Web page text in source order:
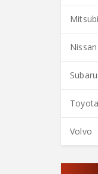
Nissan
Subaru
Toyota
Volvo